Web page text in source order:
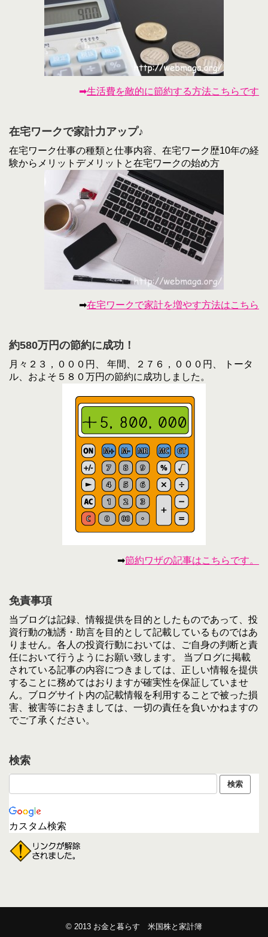
➡生活費を敵的に節約する方法こちらです
在宅ワークで家計力アップ♪
在宅ワーク仕事の種類と仕事内容、在宅ワーク歴10年の経
験からメリットデメリットと在宅ワークの始め方
➡在宅ワークで家計を増やす方法はこちら
約580万円の節約に成功！
月々２３，０００円、 年間、２７６，０００円、 トータ
ル、およそ５８０万円の節約に成功しました。
➡節約ワザの記事はこちらです。
免責事項
当ブログは記録、情報提供を目的としたものであって、投
資行動の勧誘・助言を目的として記載しているものではあ
りません。各人の投資行動においては、ご自身の判断と責
任において行うようにお願い致します。 当ブログに掲載
されている記事の内容につきましては、正しい情報を提供
することに務めてはおりますが確実性を保証していませ
ん。ブログサイト内の記載情報を利用することで被った損
害、被害等におきましては、一切の責任を負いかねますの
でご了承ください。
検索
カスタム検索
© 2013 お金と暮らす 米国株と家計簿